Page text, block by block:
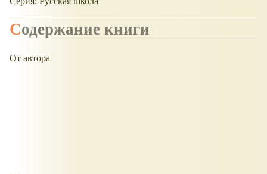
Содержание книги
От автора